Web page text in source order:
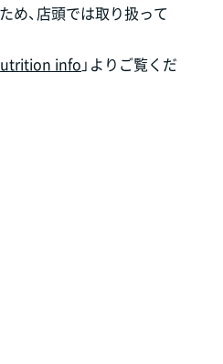
め、店頭では取り扱って
info 」よりご覧くだ